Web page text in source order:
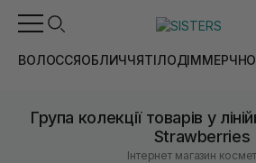
ВОЛОССЯОБЛИЧЧЯТІЛОДІММЕРЧ
Група колекції товарів у
Strawberries
Інтернет магазин